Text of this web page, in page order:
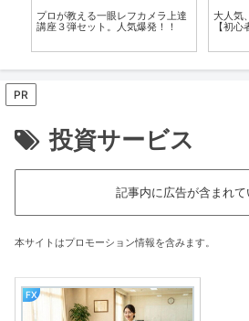
プロが教える一眼レフカメラ上達
講座３弾セット。人気爆発！！
大人気
【初
PR
投資サービス
記事内に広告が含まれて
本サイトはプロモーション情報を含みます。
FX